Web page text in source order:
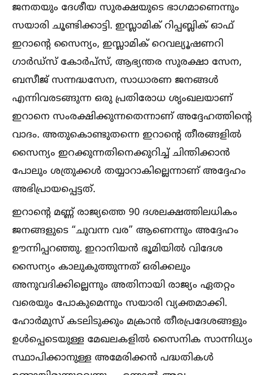
ജനതയും ദേശീയ സുരക്ഷയുടെ ഭാഗമാണെന്നും
സയാരി ചൂണ്ടിക്കാട്ടി. ഇസ്ലാമിക് റിപ്പബ്ലിക് ഓഫ്
ഇറാന്റെ സൈന്യം, ഇസ്ലാമിക് റെവല്യൂഷണറി
ഗാർഡ്സ് കോർപ്സ്, ആഭ്യന്തര സുരക്ഷാ സേന,
ബസീജ് സന്നദ്ധസേന, സാധാരണ ജനങ്ങള്‍
എന്നിവരടങ്ങുന്ന ഒരു പ്രതിരോധ ശൃംഖലയാണ്
ഇറാനെ സംരക്ഷിക്കുന്നതെന്നാണ് അദ്ദേഹത്തിന്റെ
വാദം. അതുകൊണ്ടുതന്നെ ഇറാന്റെ തീരങ്ങളില്‍
സൈന്യം ഇറക്കുന്നതിനെക്കുറിച്ച്‌ ചിന്തിക്കാൻ
പോലും ശത്രുക്കള്‍ തയ്യാറാകില്ലെന്നാണ് അദ്ദേഹം
അഭിപ്രായപ്പെട്ടത്.
ഇറാന്റെ മണ്ണ് രാജ്യത്തെ 90 ദശലക്ഷത്തിലധികം
ജനങ്ങളുടെ “ചുവന്ന വര” ആണെന്നും അദ്ദേഹം
ഊന്നിപ്പറഞ്ഞു. ഇറാനിയൻ ഭൂമിയില്‍ വിദേശ
സൈന്യം കാലുകുത്തുന്നത് ഒരിക്കലും
അനുവദിക്കില്ലെന്നും അതിനായി രാജ്യം ഏതറ്റം
വരെയും പോകുമെന്നും സയാരി വ്യക്തമാക്കി.
ഹോർമുസ് കടലിടുക്കും മക്രാൻ തീരപ്രദേശങ്ങളും
ഉള്‍പ്പെടെയുള്ള മേഖലകളില്‍ സൈനിക സാന്നിധ്യം
സ്ഥാപിക്കാനുള്ള അമേരിക്കൻ പദ്ധതികള്‍